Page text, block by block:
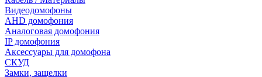
Видеодомофоны
AHD домофония
Аналоговая домофония
IP домофония
Аксессуары для домофона
СКУД
Замки, защелки